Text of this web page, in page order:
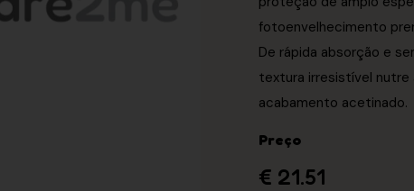
fotoenvelhecimento
De rápida absorção e
textura irresistível nutre
acabamento acetinado.
Preço
€ 21.51